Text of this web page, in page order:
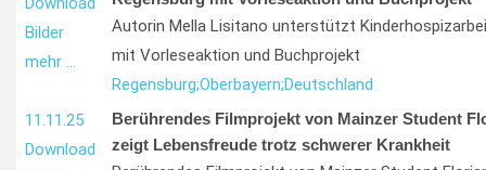
Bilder
mehr …
Autorin Mella Lisitano unterstützt
mit Vorleseaktion und Buchprojekt
Regensburg;Oberbayern;Deutschland
11.11.25
Download
Berührendes Filmprojekt von Mainzer Student
zeigt Lebensfreude trotz schwerer Krankheit